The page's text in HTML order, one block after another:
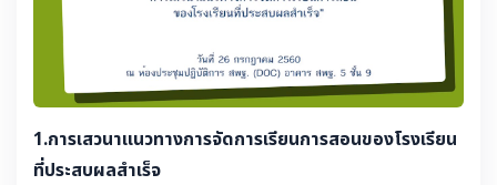
1.การเสวนาแนวทางการจัดการเรียนการสอนของโรงเรียน
ที่ประสบผลสำเร็จ